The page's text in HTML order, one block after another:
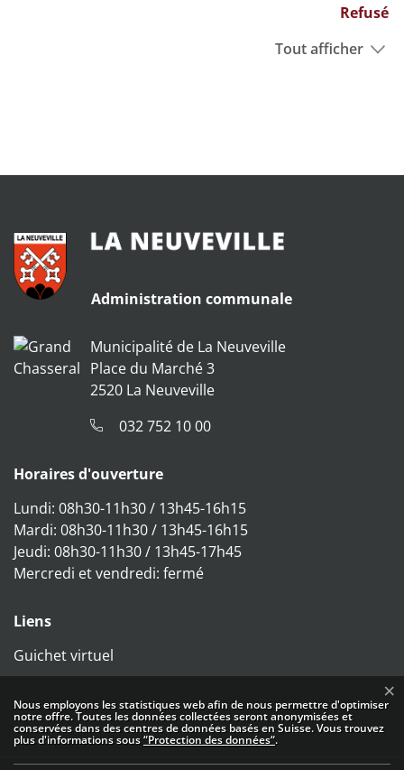
Refusé
Tout afficher
Administration communale
Municipalité de La Neuveville
Place du Marché 3
2520 La Neuveville
032 752 10 00
Horaires d'ouverture
Lundi: 08h30-11h30 / 13h45-16h15
Mardi: 08h30-11h30 / 13h45-16h15
Jeudi: 08h30-11h30 / 13h45-17h45
Mercredi et vendredi: fermé
Liens
Direktzugriffe
Guichet virtuel
Statistiques web
Nous employons les statistiques web afin de nous permettre d'optimiser
notre offre. Toutes les données collectées seront anonymisées et
conservées dans des centres de données basés en Suisse. Vous trouvez
plus d'informations sous“Protection des données“.
×